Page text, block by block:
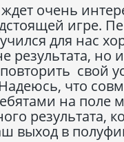
очень
игре.
для нас
результата,
свой
что
на поле
результата,
выход в